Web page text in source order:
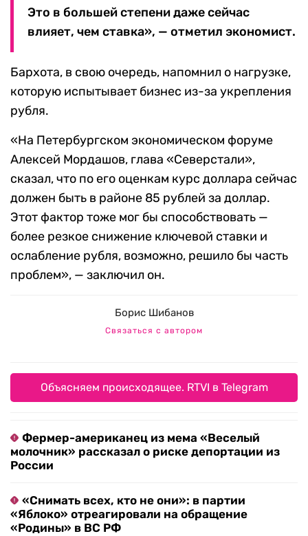
Это в большей степени даже сейчас
влияет, чем ставка», — отметил экономист.
Бархота, в свою очередь, напомнил о нагрузке,
которую испытывает бизнес из-за укрепления
рубля.
«На Петербургском экономическом форуме
Алексей Мордашов, глава «Северстали»,
сказал, что по его оценкам курс доллара сейчас
должен быть в районе 85 рублей за доллар.
Этот фактор тоже мог бы способствовать —
более резкое снижение ключевой ставки и
ослабление рубля, возможно, решило бы часть
проблем», — заключил он.
Борис Шибанов
Связаться с автором
Объясняем происходящее. RTVI в Telegram
Фермер-американец из мема «Веселый
молочник» рассказал о риске депортации из
России
«Снимать всех, кто не они»: в партии
«Яблоко» отреагировали на обращение
«Родины» в ВС РФ